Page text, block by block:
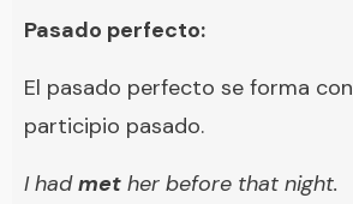
Pasado perfecto:
El pasado perfecto se forma con
participio pasado.
I hadmet her before that night.